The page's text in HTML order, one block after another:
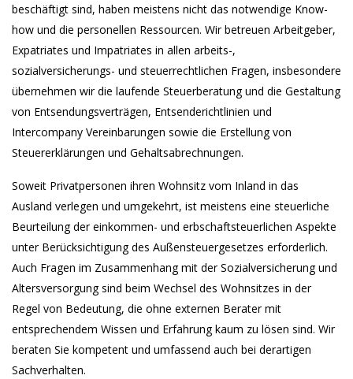
beschäftigt sind, haben meistens nicht das notwendige Know-
how und die personellen Ressourcen. Wir betreuen Arbeitgeber,
Expatriates und Impatriates in allen arbeits-,
sozialversicherungs- und steuerrechtlichen Fragen, insbesondere
übernehmen wir die laufende Steuerberatung und die Gestaltung
von Entsendungsverträgen, Entsenderichtlinien und
Intercompany Vereinbarungen sowie die Erstellung von
Steuererklärungen und Gehaltsabrechnungen.
Soweit Privatpersonen ihren Wohnsitz vom Inland in das
Ausland verlegen und umgekehrt, ist meistens eine steuerliche
Beurteilung der einkommen- und erbschaftsteuerlichen Aspekte
unter Berücksichtigung des Außensteuergesetzes erforderlich.
Auch Fragen im Zusammenhang mit der Sozialversicherung und
Altersversorgung sind beim Wechsel des Wohnsitzes in der
Regel von Bedeutung, die ohne externen Berater mit
entsprechendem Wissen und Erfahrung kaum zu lösen sind. Wir
beraten Sie kompetent und umfassend auch bei derartigen
Sachverhalten.